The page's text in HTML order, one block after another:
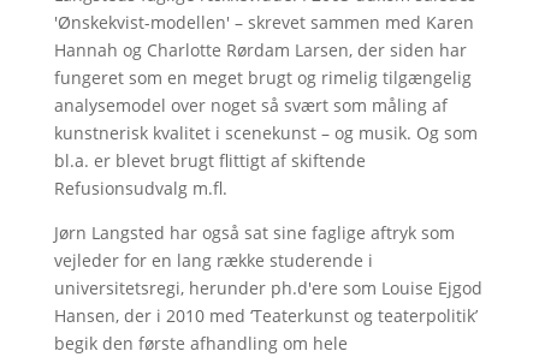
'Ønskekvist-modellen' – skrevet sammen med Karen
Hannah og Charlotte Rørdam Larsen, der siden har
fungeret som en meget brugt og rimelig tilgængelig
analysemodel over noget så svært som måling af
kunstnerisk kvalitet i scenekunst – og musik. Og som
bl.a. er blevet brugt flittigt af skiftende
Refusionsudvalg m.fl.
Jørn Langsted har også sat sine faglige aftryk som
vejleder for en lang række studerende i
universitetsregi, herunder ph.d'ere som Louise Ejgod
Hansen, der i 2010 med ‘Teaterkunst og teaterpolitik’
begik den første afhandling om hele